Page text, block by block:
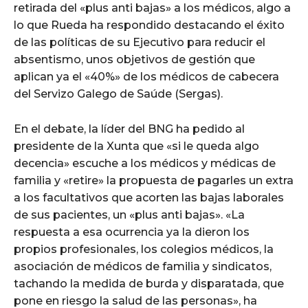
retirada del «plus anti bajas» a los médicos, algo a
lo que Rueda ha respondido destacando el éxito
de las políticas de su Ejecutivo para reducir el
absentismo, unos objetivos de gestión que
aplican ya el «40%» de los médicos de cabecera
del Servizo Galego de Saúde (Sergas).
En el debate, la líder del BNG ha pedido al
presidente de la Xunta que «si le queda algo
decencia» escuche a los médicos y médicas de
familia y «retire» la propuesta de pagarles un extra
a los facultativos que acorten las bajas laborales
de sus pacientes, un «plus anti bajas». «La
respuesta a esa ocurrencia ya la dieron los
propios profesionales, los colegios médicos, la
asociación de médicos de familia y sindicatos,
tachando la medida de burda y disparatada, que
pone en riesgo la salud de las personas», ha